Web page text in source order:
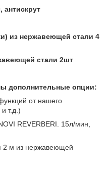
антискрут
из нержавеющей стали 4
стали 2шт
дополнительные опции:
от нашего
т.д.)
REVERBERI. 15л/мин,
2 м из нержавеющей